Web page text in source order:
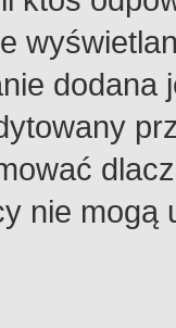
dodana
nie